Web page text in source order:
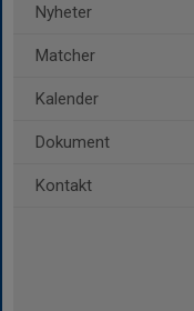
Nyheter
Matcher
Kalender
Dokument
Kontakt